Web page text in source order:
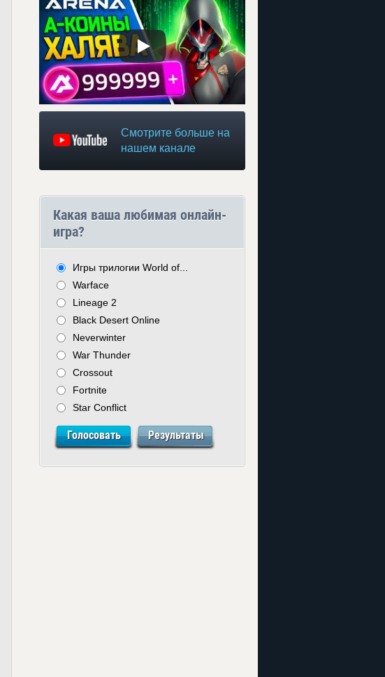
Смотрите больше на
нашем канале
Какая ваша любимая онлайн-
игра?
Игры трилогии World of...
Warface
Lineage 2
Black Desert Online
Neverwinter
War Thunder
Crossout
Fortnite
Star Conflict